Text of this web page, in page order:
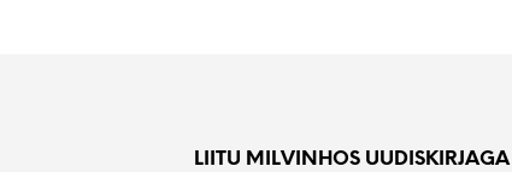
LIITU MILVINHOS UUDISKIRJAGA